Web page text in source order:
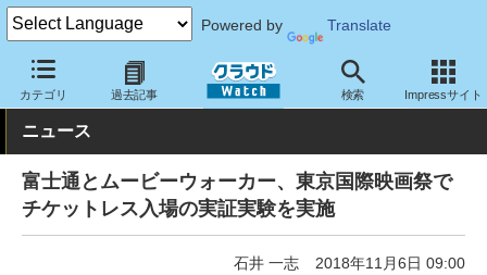
Powered by Translate
カテゴリ 過去記事 検索 Impressサイト
クラウド Watch トピック 研究開発 セキュリティ
ニュース
富士通とムービーウォーカー、東京国際映画祭で
チケットレス入場の実証実験を実施
石井 一志 2018年11月6日 09:00